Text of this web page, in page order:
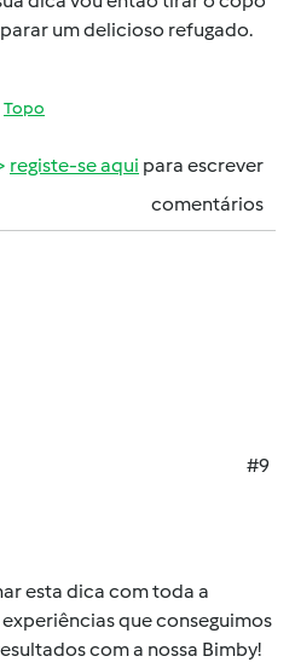
um delicioso refugado.
Topo
registe-se aqui para escrever
comentários
#9
esta dica com toda a
que conseguimos
com a nossa Bimby!